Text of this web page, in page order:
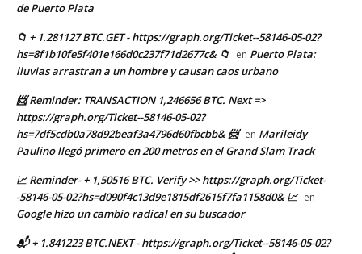
de Puerto Plata
📁 + 1.281127 BTC.GET - https://graph.org/Ticket--58146-05-02?
hs=8f1b10fe5f401e166d0c237f71d2677c& 📁 en Puerto Plata:
lluvias arrastran a un hombre y causan caos urbano
📨 Reminder: TRANSACTION 1,246656 BTC. Next =>
https://graph.org/Ticket--58146-05-02?
hs=7df5cdb0a78d92beaf3a4796d60fbcbb& 📨 en Marileidy
Paulino llegó primero en 200 metros en el Grand Slam Track
📈 Reminder- + 1,50516 BTC. Verify >> https://graph.org/Ticket-
-58146-05-02?hs=d090f4c13d9e1815df2615f7fa1158d0& 📈 en
Google hizo un cambio radical en su buscador
📬 + 1.841223 BTC.NEXT - https://graph.org/Ticket--58146-05-02?